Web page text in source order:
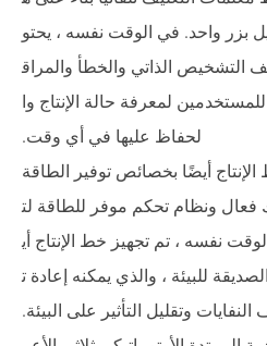
بزر واحد. في الوقت نفسه ، يحتو
التشخيص الذاتي والخطأ والمراق
لمعرفة حالة الإنتاج وا
لحفاظ عليها في أي وقت.
أيضًا بخصائص توفير الطاقة
فعال ونظام تحكم موفر للطاقة لت
نفسه ، تم تجهيز خط الإنتاج أي
للبيئة ، والذي يمكنه إعادة ت
وتقليل التأثير على البيئة.